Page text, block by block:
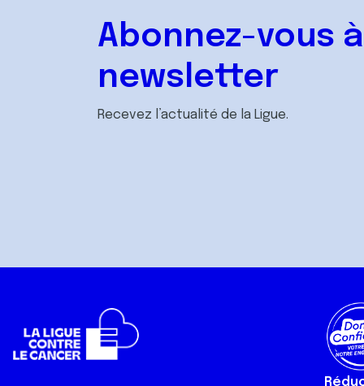
Abonnez-vous
newsletter
Recevez l’actualité de la Ligue.